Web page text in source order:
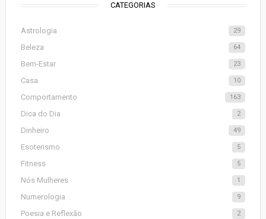
CATEGORIAS
Astrologia 29
Beleza 64
Bem-Estar 23
Casa 10
Comportamento 163
Dica do Dia 2
Dinheiro 49
Esoterismo 5
Fitness 5
Nós Mulheres 1
Numerologia 9
Poesia e Reflexão 2